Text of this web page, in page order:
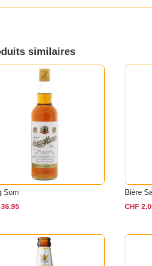
similaires
Som
36.95
Bière
CHF